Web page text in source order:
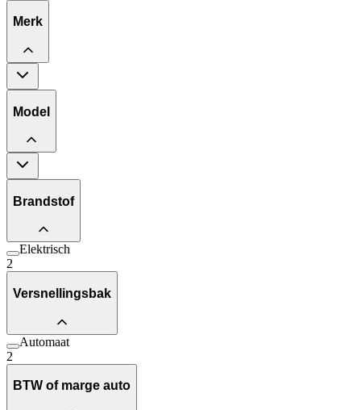
Merk
Model
Brandstof
Elektrisch
2
Versnellingsbak
Automaat
2
BTW of marge auto